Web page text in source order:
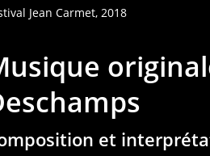
Jean Carmet, 2018
et